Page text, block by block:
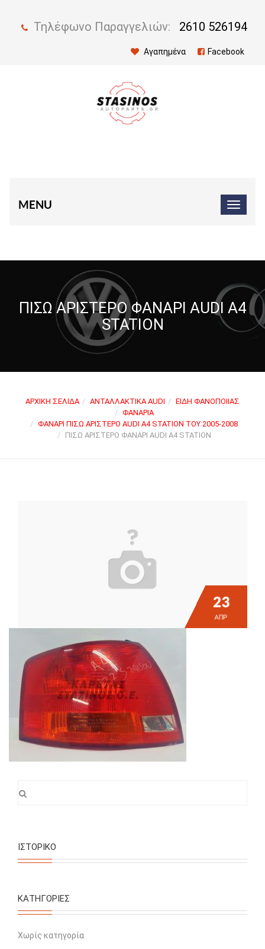
Τηλέφωνο Παραγγελιών: 2610 526194
Αγαπημένα Facebook
MENU
ΠΊΣΩ ΑΡΙΣΤΕΡΌ ΦΑΝΆΡΙ AUDI A4
STATION
ΑΡΧΙΚΉ ΣΕΛΊΔΑ ΑΝΤΑΛΛΑΚΤΙΚΆ AUDI
ΕΊΔΗ ΦΑΝΟΠΟΙΊΑΣ
ΦΑΝΆΡΙΑ
ΦΑΝΆΡΙ ΠΊΣΩ ΑΡΙΣΤΕΡΌ AUDI A4 STATION ΤΟΥ 2005-2008
ΠΊΣΩ ΑΡΙΣΤΕΡΌ ΦΑΝΆΡΙ AUDI A4 STATION
23
ΑΠΡ
ΙΣΤΟΡΙΚΌ
KΑΤΗΓΟΡΊΕΣ
Χωρίς κατηγορία